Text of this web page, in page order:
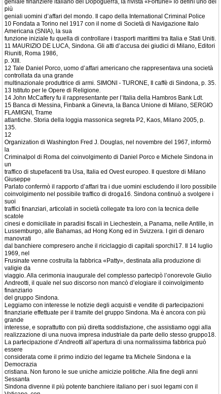
geniale finanziere italiano del Dopoguerra, la rivista «Fortune» lo definì uno dei
più
geniali uomini d’affari del mondo. Il capo della International Criminal Police
10 Fondata a Torino nel 1917 con il nome di Società di Navigazione Italo
Americana (SNIA), la sua
funzione iniziale fu quella di controllare i trasporti marittimi tra Italia e Stati Uniti.
11 MAURIZIO DE LUCA, Sindona. Gli atti d’accusa dei giudici di Milano, Editori
Riuniti, Roma 1986,
p. XIII.
12 Tale Daniel Porco, uomo d’affari americano che rappresentava una società
controllata da una grande
multinazionale produttrice di armi. SIMONI - TURONE, Il caffè di Sindona, p. 35.
13 Istituto per le Opere di Religione.
14 John McCaffery fu il rappresentante per l’Italia della Hambros Bank Ldt.
15 Banca di Messina, Finbank a Ginevra, la Banca Unione di Milano, SERGIO
FLAMIGNI, Trame
atlantiche. Storia della loggia massonica segreta P2, Kaos, Milano 2005, p.
135.
12
Organization di Washington Fred J. Douglas, nel novembre del 1967, informò
la
Criminalpol di Roma del coinvolgimento di Daniel Porco e Michele Sindona in
un
traffico di stupefacenti tra Usa, Italia ed Ovest europeo. Il questore di Milano
Giuseppe
Parlato confermò il rapporto d’affari tra i due uomini escludendo il loro possibile
coinvolgimento nel possibile traffico di droga16. Sindona continuò a svolgere i
suoi
traffici finanziari, articolati in società collegate tra loro con la tecnica delle
scatole
cinesi e domiciliate in paradisi fiscali in Liechestein, a Panama, nelle Antille, in
Lussemburgo, alle Bahamas, ad Hong Kong ed in Svizzera. I giri di denaro
manovrati
dal banchiere compresero anche il riciclaggio di capitali sporchi17. Il 14 luglio
1969, nel
Frusinate venne costruita la fabbrica «Patty», destinata alla produzione di
valigie da
viaggio. Alla cerimonia inaugurale del complesso partecipò l’onorevole Giulio
Andreotti, il quale nel suo discorso non mancò d’elogiare il coinvolgimento
finanziario
del gruppo Sindona.
Leggiamo con interesse le notizie degli acquisti e vendite di partecipazioni
finanziarie effettuate per il tramite del gruppo Sindona. Ma è ancora con più
grande
interesse, e soprattutto con più diretta soddisfazione, che assistiamo oggi alla
realizzazione di una nuova impresa industriale da parte dello stesso gruppo18.
La partecipazione d’Andreotti all’apertura di una normalissima fabbrica può
essere
considerata come il primo indizio del legame tra Michele Sindona e la
Democrazia
cristiana. Non furono le sue uniche amicizie politiche. Alla fine degli anni
Sessanta
Sindona divenne il più potente banchiere italiano per i suoi legami con il